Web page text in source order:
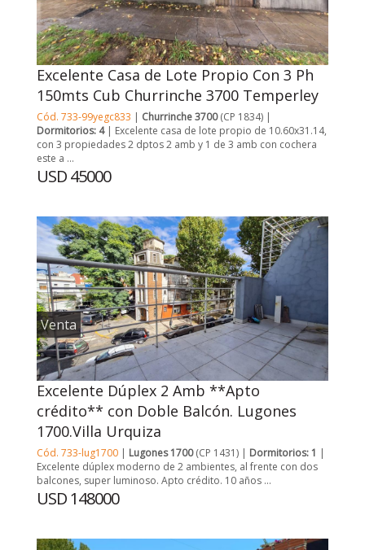
Excelente Casa de Lote Propio Con 3 Ph
150mts Cub Churrinche 3700 Temperley
Cód. 733-99yegc833 | Churrinche 3700(CP 1834) |
Dormitorios: 4| Excelente casa de lote propio de 10.60x31.14,
con 3 propiedades 2 dptos 2 amb y 1 de 3 amb con cochera
este a ...
USD 45000
Venta
Excelente Dúplex 2 Amb **Apto
crédito** con Doble Balcón. Lugones
1700.Villa Urquiza
Cód. 733-lug1700 | Lugones 1700(CP 1431) | Dormitorios: 1 |
Excelente dúplex moderno de 2 ambientes, al frente con dos
balcones, super luminoso. Apto crédito. 10 años ...
USD 148000